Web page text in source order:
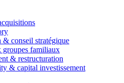
& conseil stratégique
groupes familiaux
& restructuration
& capital investissement